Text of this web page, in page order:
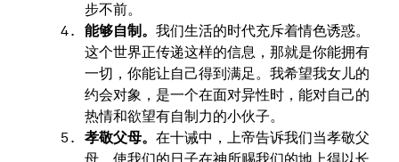
步不前。
能够自制。 我们生活的时代充斥着情色诱惑。
这个世界正传递这样的信息，那就是你能拥有
一切，你能让自己得到满足。我希望我女儿的
约会对象，是一个在面对异性时，能对自己的
热情和欲望有自制力的小伙子。
孝敬父母。 在十诫中，上帝告诉我们当孝敬父